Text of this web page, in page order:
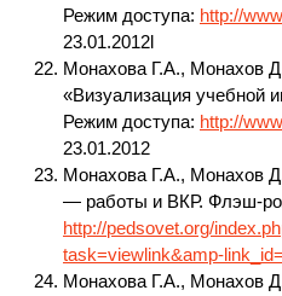
Режим доступа: http://
23.01.2012l
Монахова Г.А., Монахов
«Визуализация учебной
Режим доступа: http://
23.01.2012
Монахова Г.А., Монахов
— работы и ВКР. Флэш-
http://pedsovet.org/
task=viewlink&amp-
Монахова Г.А., Монахов